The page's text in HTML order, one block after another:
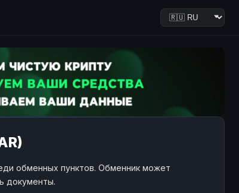
обменных пунктов. Обменник может
документы.